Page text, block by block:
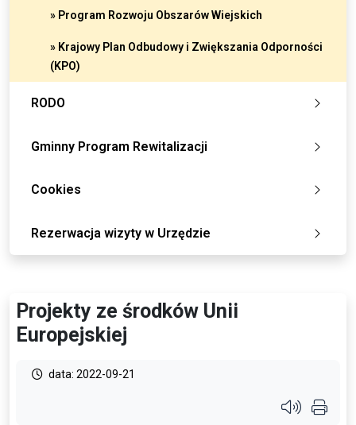
» Program Rozwoju Obszarów Wiejskich
» Krajowy Plan Odbudowy i Zwiększania Odporności
(KPO)
RODO
Gminny Program Rewitalizacji
Cookies
Rezerwacja wizyty w Urzędzie
Projekty ze środków Unii
Europejskiej
data: 2022-09-21
Przycisk